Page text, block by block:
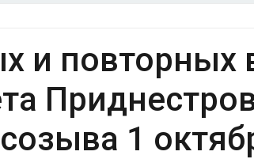
и повторных
1